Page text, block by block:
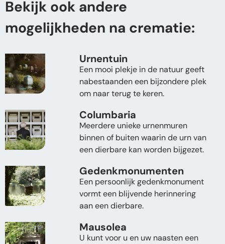
Bekijk ook andere
mogelijkheden na crematie:
Urnentuin
Een mooi plekje in de natuur geeft
nabestaanden een bijzondere plek
om naar terug te keren.
Columbaria
Meerdere unieke urnenmuren
binnen of buiten waarin de urn van
een dierbare kan worden bijgezet.
Gedenkmonumenten
Een persoonlijk gedenkmonument
vormt een blijvende herinnering
aan een dierbare.
Mausolea
U kunt voor u en uw naasten een